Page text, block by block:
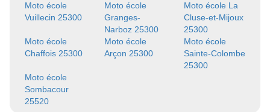
Moto école
Vuillecin 25300
Moto école
Granges-
Narboz 25300
Moto école La
Cluse-et-Mijoux
25300
Moto école
Chaffois 25300
Moto école
Arçon 25300
Moto école
Sainte-Colombe
25300
Moto école
Sombacour
25520